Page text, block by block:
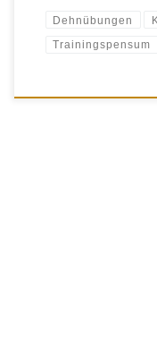
Dehnübungen
Trainingspensum